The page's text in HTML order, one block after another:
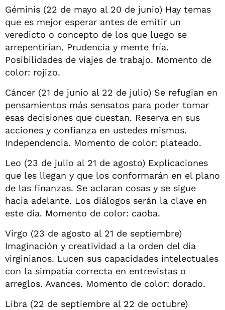
Géminis (22 de mayo al 20 de junio) Hay temas
que es mejor esperar antes de emitir un
veredicto o concepto de los que luego se
arrepentirían. Prudencia y mente fría.
Posibilidades de viajes de trabajo. Momento de
color: rojizo.
Cáncer (21 de junio al 22 de julio) Se refugian en
pensamientos más sensatos para poder tomar
esas decisiones que cuestan. Reserva en sus
acciones y confianza en ustedes mismos.
Independencia. Momento de color: plateado.
Leo (23 de julio al 21 de agosto) Explicaciones
que les llegan y que los conformarán en el plano
de las finanzas. Se aclaran cosas y se sigue
hacia adelante. Los diálogos serán la clave en
este día. Momento de color: caoba.
Virgo (23 de agosto al 21 de septiembre)
Imaginación y creatividad a la orden del día
virginianos. Lucen sus capacidades intelectuales
con la simpatía correcta en entrevistas o
arreglos. Avances. Momento de color: dorado.
Libra (22 de septiembre al 22 de octubre)